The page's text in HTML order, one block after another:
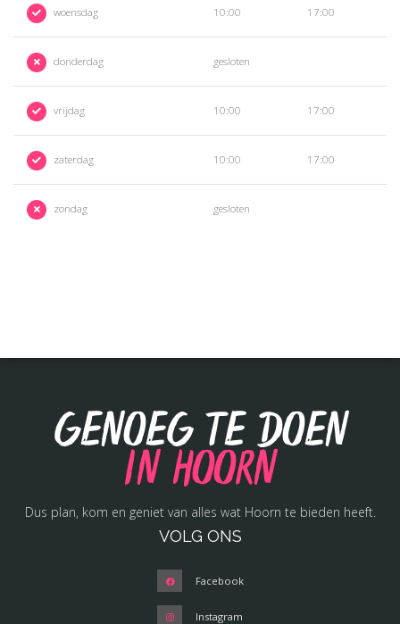
woensdag 10:00 17:00
donderdag gesloten
vrijdag 10:00 17:00
zaterdag 10:00 17:00
zondag gesloten
Genoeg te doen
in Hoorn
Dus plan, kom en geniet van alles wat Hoorn te bieden heeft.
VOLG ONS
Facebook
Instagram